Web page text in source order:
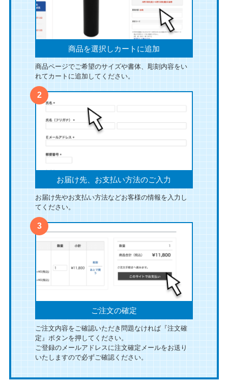
商品を選択しカートに追加
商品ページでご希望のサイズや書体、彫刻内容をい
れてカートに追加してください。
お届け先、お支払い方法のご入力
お届け先やお支払い方法などお客様の情報を入力し
てください。
ご注文の確定
ご注文内容をご確認いただき問題なければ『注文確
定』ボタンを押してください。
ご登録のメールアドレスに注文確定メールをお送り
いたしますので必ずご確認ください。